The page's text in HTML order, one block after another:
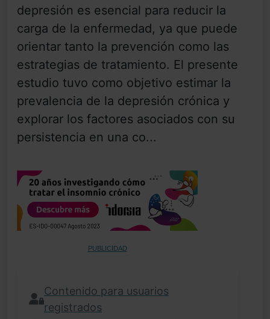
depresión es esencial para reducir la
carga de la enfermedad, ya que puede
orientar tanto la prevención como las
estrategias de tratamiento. El presente
estudio tuvo como objetivo estimar la
prevalencia de la depresión crónica y
explorar los factores asociados con su
persistencia en una co...
PUBLICIDAD
Contenido para usuarios
registrados